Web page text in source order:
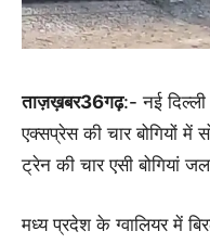
ताज़ख़बर36गढ़:- नई
एक्सप्रेस की चार बोगियों
ट्रेन की चार एसी बोगियां
मध्य प्रदेश के ग्वालियर में